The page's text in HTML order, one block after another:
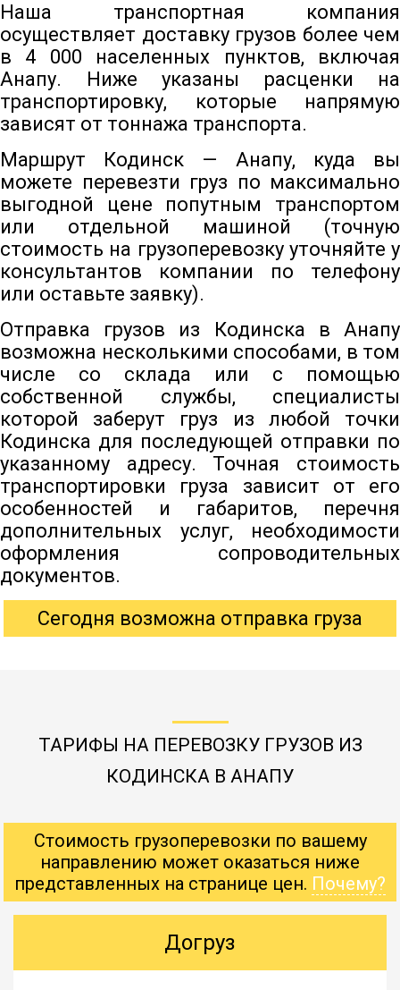
Наша транспортная компания
осуществляет доставку грузов более чем
в 4 000 населенных пунктов, включая
Анапу. Ниже указаны расценки на
транспортировку, которые напрямую
зависят от тоннажа транспорта.
Маршрут Кодинск — Анапу, куда вы
можете перевезти груз по максимально
выгодной цене попутным транспортом
или отдельной машиной (точную
стоимость на грузоперевозку уточняйте у
консультантов компании по телефону
или оставьте заявку).
Отправка грузов из Кодинска в Анапу
возможна несколькими способами, в том
числе со склада или с помощью
собственной службы, специалисты
которой заберут груз из любой точки
Кодинска для последующей отправки по
указанному адресу. Точная стоимость
транспортировки груза зависит от его
особенностей и габаритов, перечня
дополнительных услуг, необходимости
оформления сопроводительных
документов.
Сегодня возможна отправка груза
ТАРИФЫ НА ПЕРЕВОЗКУ ГРУЗОВ ИЗ
КОДИНСКА В АНАПУ
Стоимость грузоперевозки по вашему
направлению может оказаться ниже
представленных на странице цен. Почему?
Догруз